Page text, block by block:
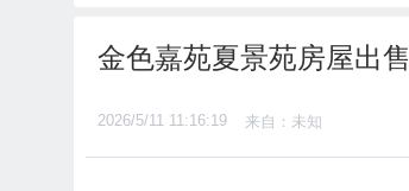
金色嘉苑夏景苑房屋出售
2026/5/11 11:16:19 来自：未知